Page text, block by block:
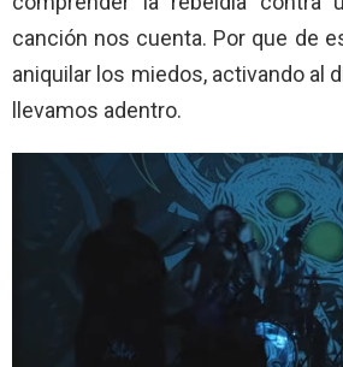
canción nos cuenta. Por que de
aniquilar los miedos, activando al
llevamos adentro.